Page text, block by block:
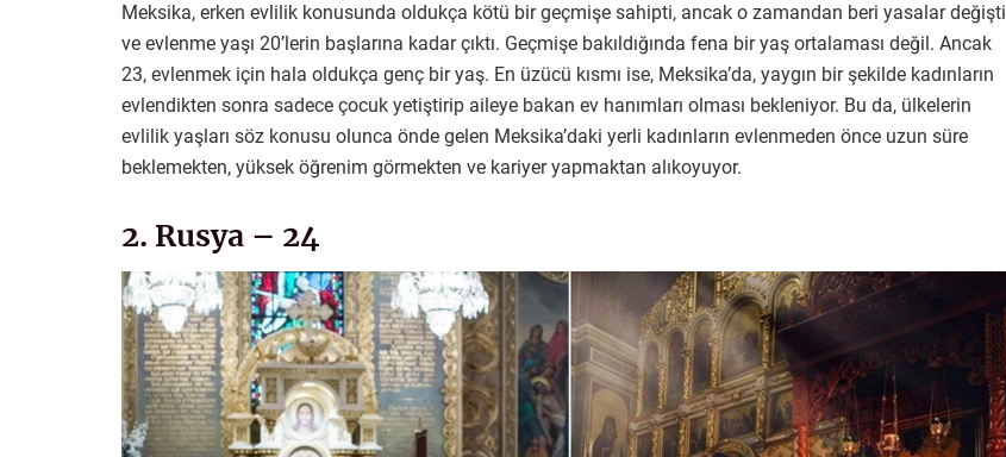
Meksika, erken evlilik konusunda oldukça kötü bir geçmişe sahipti, ancak o zamandan beri yasalar değişti
ve evlenme yaşı 20’lerin başlarına kadar çıktı. Geçmişe bakıldığında fena bir yaş ortalaması değil. Ancak
23, evlenmek için hala oldukça genç bir yaş. En üzücü kısmı ise, Meksika’da, yaygın bir şekilde kadınların
evlendikten sonra sadece çocuk yetiştirip aileye bakan ev hanımları olması bekleniyor. Bu da, ülkelerin
evlilik yaşları söz konusu olunca önde gelen Meksika’daki yerli kadınların evlenmeden önce uzun süre
beklemekten, yüksek öğrenim görmekten ve kariyer yapmaktan alıkoyuyor.
2. Rusya – 24